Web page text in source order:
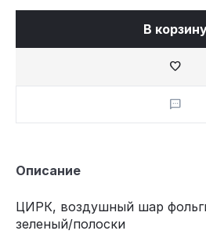
В
Описание
ЦИРК, воздушный шар
зеленый/полоски